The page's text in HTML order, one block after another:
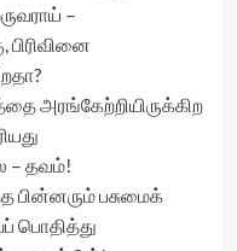
–
அரங்கேற்றியிருக்கிற
– தவம்!
பசுமைக்
பொதித்து